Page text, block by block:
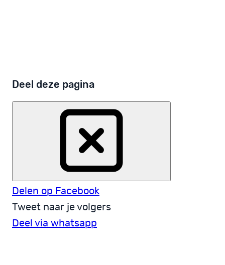
Deel deze pagina
Delen op Facebook
Tweet naar je volgers
Deel via whatsapp